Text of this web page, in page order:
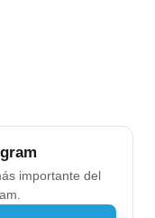
importante del